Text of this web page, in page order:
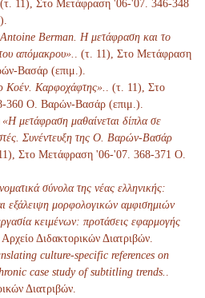
. (τ. 11), Στο Μετάφραση '06-'07. 346-348
Berman. Η μετάφραση και το
απόμακρου».
. (τ. 11), Στο Μετάφραση
Βασάρ (επιμ.).
Κοέν. Καρφοχάφτης».
. (τ. 11), Στο
360 Ο. Βαρών-Βασάρ (επιμ.).
«Η μετάφραση μαθαίνεται δίπλα σε
Συνέντευξη της Ο. Βαρών-Βασάρ
11), Στο Μετάφραση '06-'07. 368-371 Ο.
σύνολα της νέας ελληνικής:
εξάλειψη μορφολογικών αμφισημιών
κειμένων: προτάσεις εφαρμογής
Αρχείο Διδακτορικών Διατριβών.
culture-specific references on
case study of subtitling trends.
Διατριβών.